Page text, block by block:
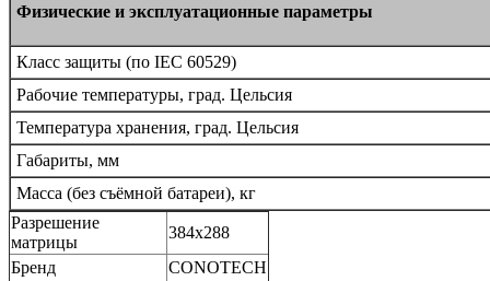
Физические и эксплуатационные параметры
Класс защиты (по IEC 60529)
Рабочие температуры, град. Цельсия
Температура хранения, град. Цельсия
Габариты, мм
Масса (без съёмной батареи), кг
Разрешение
матрицы
384x288
Бренд
CONOTECH